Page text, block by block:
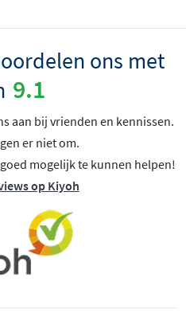
ons met
9.1
aan bij vrienden en kennissen.
er niet om.
mogelijk te kunnen helpen!
op Kiyoh